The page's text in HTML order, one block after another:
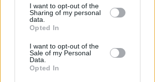
by third parties on the IAB’s list of
downstream participants.
by us to third parties on the IAB’s List of
Downstream Participants that may
further disclose it to other third parties.
I want to opt-out of the
Sharing of my personal
data.
Opted In
I want to opt-out of the
Sale of my Personal
Data.
Opted In